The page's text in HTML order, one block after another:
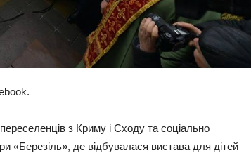
з Криму і Сходу та соціально
«Березіль», де відбувалася вистава для дітей